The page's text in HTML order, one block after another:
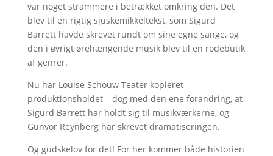
var noget strammere i betrækket omkring den. Det
blev til en rigtig sjuskemikkeltekst, som Sigurd
Barrett havde skrevet rundt om sine egne sange, og
den i øvrigt ørehængende musik blev til en rodebutik
af genrer.
Nu har Louise Schouw Teater kopieret
produktionsholdet – dog med den ene forandring, at
Sigurd Barrett har holdt sig til musikværkerne, og
Gunvor Reynberg har skrevet dramatiseringen.
Og gudskelov for det! For her kommer både historien